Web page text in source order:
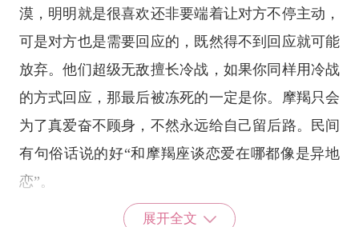
漠，明明就是很喜欢还非要端着让对方不停主动，
可是对方也是需要回应的，既然得不到回应就可能
放弃。他们超级无敌擅长冷战，如果你同样用冷战
的方式回应，那最后被冻死的一定是你。摩羯只会
为了真爱奋不顾身，不然永远给自己留后路。民间
有句俗话说的好“和摩羯座谈恋爱在哪都像是异地
恋”。
展开全文